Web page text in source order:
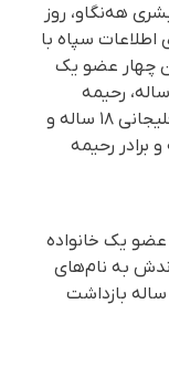
هه‌نگاو، روز
۲۰۲۴)، نیروهای اطلاعات سپاه با
چهار عضو یک
خانواده را به نام‌های گل‌محمد قلیجانی ۴۱ ساله، رحیمه
دهمرده ۳۱ ساله و همسر گل‌محمد، عارف قلیجانی ۱۸ ساله و
یونس دهمرده ۲۹ ساله و برادر رحیمه
یک خانواده
به نام‌های
خالد دهمرده ۲۰ ساله و ابراهیم دهمرده ۲۲ ساله بازداشت